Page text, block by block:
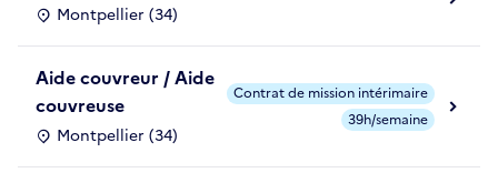
Montpellier (34)
Aide couvreur / Aide
couvreuse
Montpellier (34)
Contrat de mission intérimaire
39h/semaine